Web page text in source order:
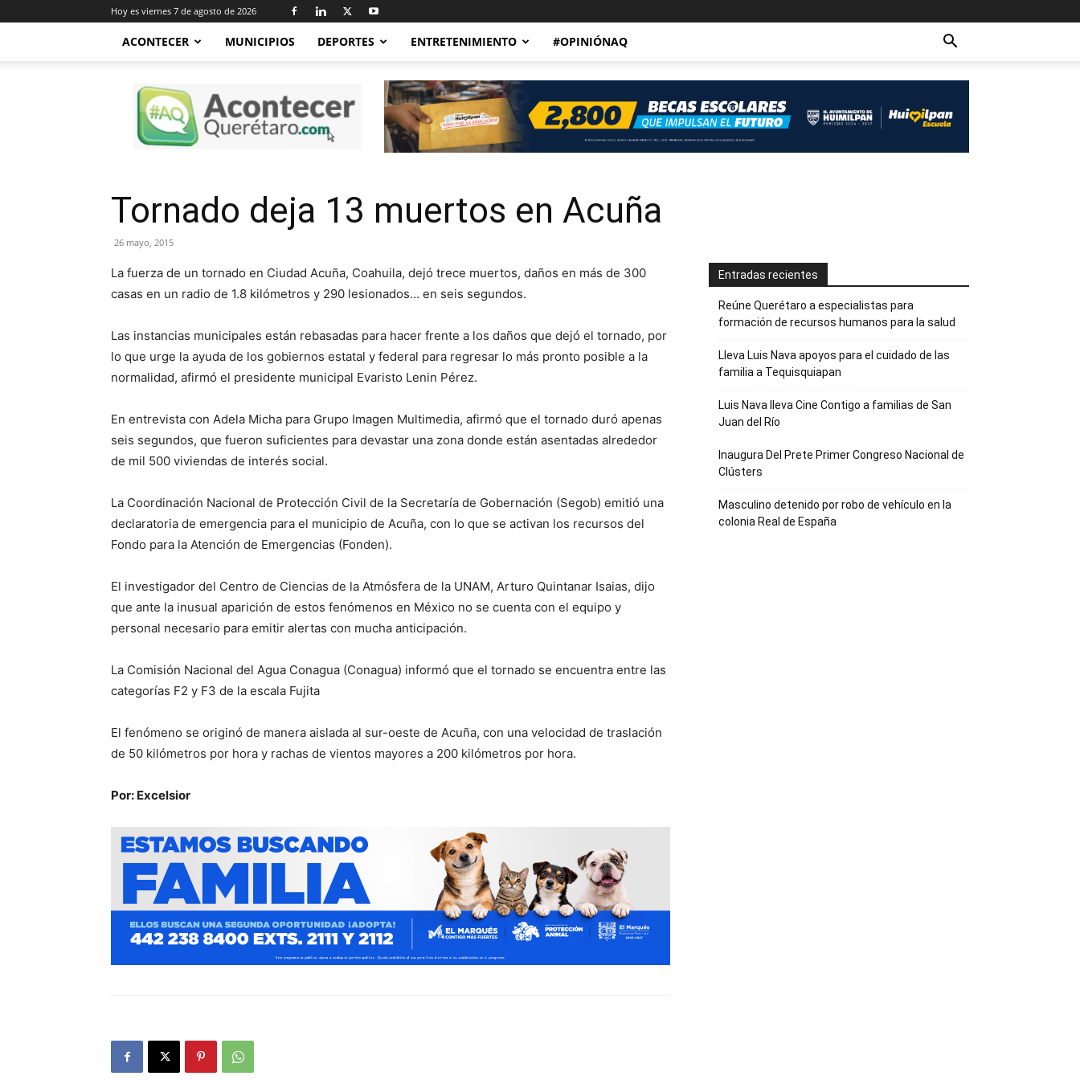
Hoy es viernes 7 de agosto de 2026
ACONTECER MUNICIPIOS DEPORTES ENTRETENIMIENTO #OPINIÓNAQ
Acontecer
Querétaro
Tornado deja 13 muertos en Acuña
26 mayo, 2015
La fuerza de un tornado en Ciudad Acuña, Coahuila, dejó trece muertos, daños en más de 300
casas en un radio de 1.8 kilómetros y 290 lesionados… en seis segundos.
Las instancias municipales están rebasadas para hacer frente a los daños que dejó el tornado, por
lo que urge la ayuda de los gobiernos estatal y federal para regresar lo más pronto posible a la
normalidad, afirmó el presidente municipal Evaristo Lenin Pérez.
En entrevista con Adela Micha para Grupo Imagen Multimedia, afirmó que el tornado duró apenas
seis segundos, que fueron suficientes para devastar una zona donde están asentadas alrededor
de mil 500 viviendas de interés social.
La Coordinación Nacional de Protección Civil de la Secretaría de Gobernación (Segob) emitió una
declaratoria de emergencia para el municipio de Acuña, con lo que se activan los recursos del
Fondo para la Atención de Emergencias (Fonden).
El investigador del Centro de Ciencias de la Atmósfera de la UNAM, Arturo Quintanar Isaias, dijo
que ante la inusual aparición de estos fenómenos en México no se cuenta con el equipo y
personal necesario para emitir alertas con mucha anticipación.
La Comisión Nacional del Agua Conagua (Conagua) informó que el tornado se encuentra entre las
categorías F2 y F3 de la escala Fujita
El fenómeno se originó de manera aislada al sur-oeste de Acuña, con una velocidad de traslación
de 50 kilómetros por hora y rachas de vientos mayores a 200 kilómetros por hora.
Por: Excelsior
Entradas recientes
Reúne Querétaro a especialistas para
formación de recursos humanos para la salud
Lleva Luis Nava apoyos para el cuidado de las
familia a Tequisquiapan
Luis Nava lleva Cine Contigo a familias de San
Juan del Río
Inaugura Del Prete Primer Congreso Nacional de
Clústers
Masculino detenido por robo de vehículo en la
colonia Real de España